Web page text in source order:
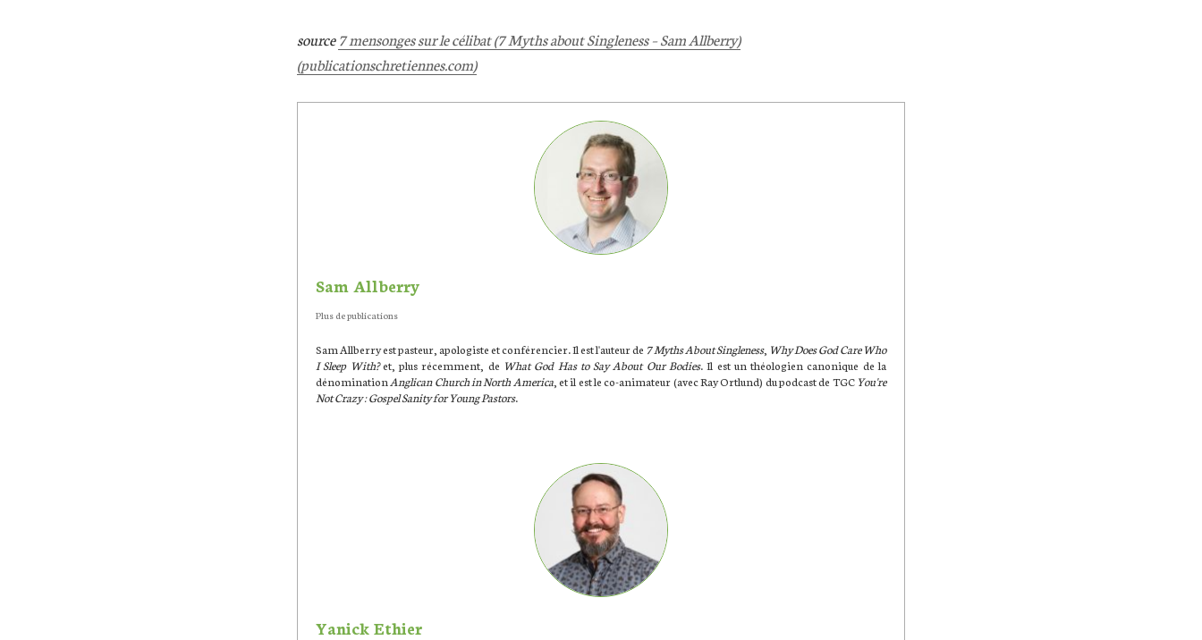
source7 mensonges sur le célibat (7 Myths about Singleness – Sam Allberry)
(publicationschretiennes.com)
Sam Allberry
Plus de publications
Sam Allberry est pasteur, apologiste et conférencier. Il est l'auteur de 7 Myths About Singleness, Why Does God Care Who
I Sleep With?et, plus récemment, de What God Has to Say About Our Bodies. Il est un théologien canonique de la
dénomination Anglican Church in North America, et il est le co-animateur (avec Ray Ortlund) du podcast de TGC You're
Not Crazy : Gospel Sanity for Young Pastors.
Yanick Ethier